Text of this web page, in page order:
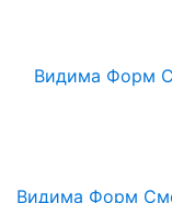
Видима Форм